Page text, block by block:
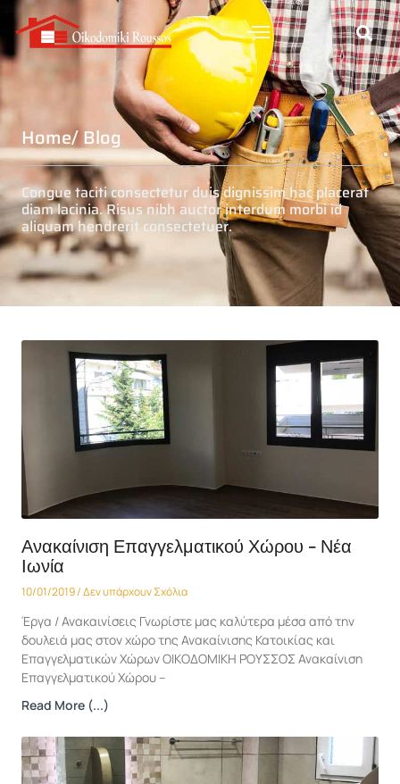
Home/ Blog
Congue taciti consectetur duis dignissim hac placerat
diam lacinia. Risus nibh auctor interdum morbi id
aliquam hendrerit consectetuer.
Ανακαίνιση Επαγγελματικού Χώρου – Νέα
Ιωνία
10/01/2019 Δεν υπάρχουν Σχόλια
Έργα / Ανακαινίσεις Γνωρίστε μας καλύτερα μέσα από την
δουλειά μας στον χώρο της Ανακαίνισης Κατοικίας και
Επαγγελματικών Χώρων ΟΙΚΟΔΟΜΙΚΗ ΡΟΥΣΣΟΣ Ανακαίνιση
Επαγγελματικού Χώρου –
Read More (...)